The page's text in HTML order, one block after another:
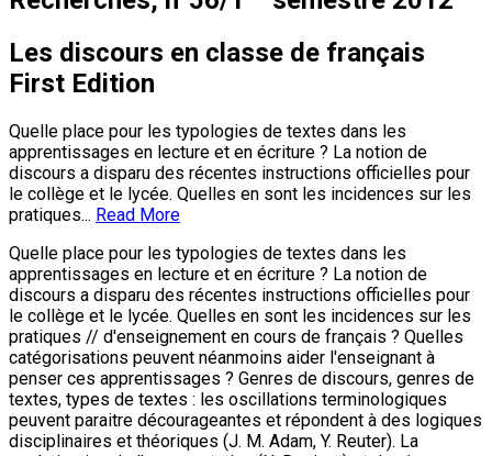
Les discours en classe de français
First Edition
Quelle place pour les typologies de textes dans les
apprentissages en lecture et en écriture ? La notion de
discours a disparu des récentes instructions officielles pour
le collège et le lycée. Quelles en sont les incidences sur les
pratiques... Read More
Quelle place pour les typologies de textes dans les
apprentissages en lecture et en écriture ? La notion de
discours a disparu des récentes instructions officielles pour
le collège et le lycée. Quelles en sont les incidences sur les
pratiques // d'enseignement en cours de français ? Quelles
catégorisations peuvent néanmoins aider l'enseignant à
penser ces apprentissages ? Genres de discours, genres de
textes, types de textes : les oscillations terminologiques
peuvent paraitre décourageantes et répondent à des logiques
disciplinaires et théoriques (J. M. Adam, Y. Reuter). La